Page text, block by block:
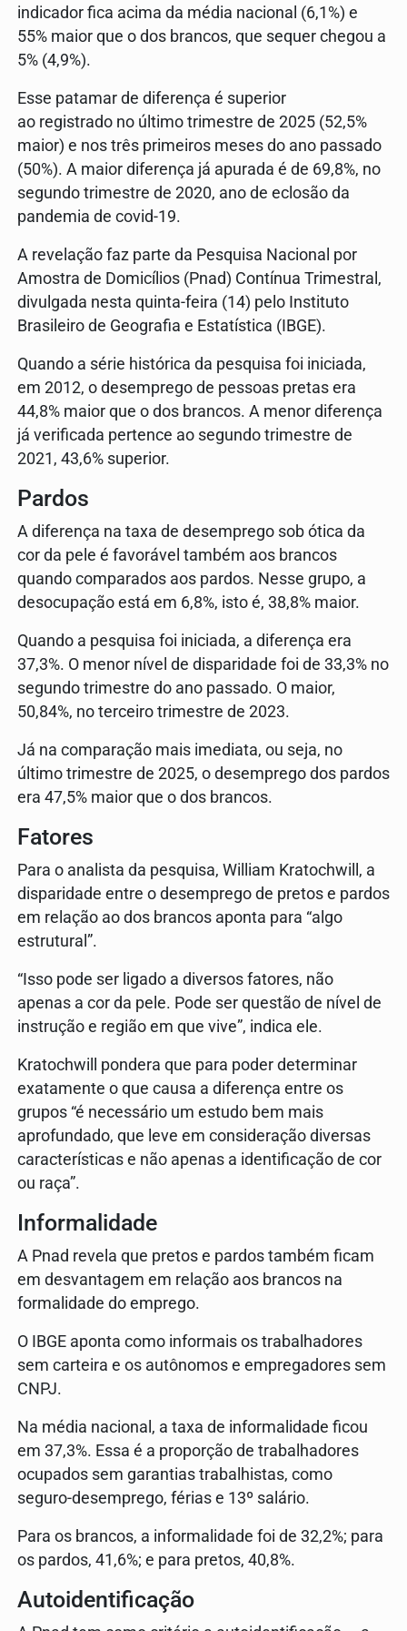
indicador fica acima da média nacional (6,1%) e
55% maior que o dos brancos, que sequer chegou a
5% (4,9%).
Esse patamar de diferença é superior
ao registrado no último trimestre de 2025 (52,5%
maior) e nos três primeiros meses do ano passado
(50%). A maior diferença já apurada é de 69,8%, no
segundo trimestre de 2020, ano de eclosão da
pandemia de covid-19.
A revelação faz parte da Pesquisa Nacional por
Amostra de Domicílios (Pnad) Contínua Trimestral,
divulgada nesta quinta-feira (14) pelo Instituto
Brasileiro de Geografia e Estatística (IBGE).
Quando a série histórica da pesquisa foi iniciada,
em 2012, o desemprego de pessoas pretas era
44,8% maior que o dos brancos. A menor diferença
já verificada pertence ao segundo trimestre de
2021, 43,6% superior.
Pardos
A diferença na taxa de desemprego sob ótica da
cor da pele é favorável também aos brancos
quando comparados aos pardos. Nesse grupo, a
desocupação está em 6,8%, isto é, 38,8% maior.
Quando a pesquisa foi iniciada, a diferença era
37,3%. O menor nível de disparidade foi de 33,3% no
segundo trimestre do ano passado. O maior,
50,84%, no terceiro trimestre de 2023.
Já na comparação mais imediata, ou seja, no
último trimestre de 2025, o desemprego dos pardos
era 47,5% maior que o dos brancos.
Fatores
Para o analista da pesquisa, William Kratochwill, a
disparidade entre o desemprego de pretos e pardos
em relação ao dos brancos aponta para “algo
estrutural”.
“Isso pode ser ligado a diversos fatores, não
apenas a cor da pele. Pode ser questão de nível de
instrução e região em que vive”, indica ele.
Kratochwill pondera que para poder determinar
exatamente o que causa a diferença entre os
grupos “é necessário um estudo bem mais
aprofundado, que leve em consideração diversas
características e não apenas a identificação de cor
ou raça”.
Informalidade
A Pnad revela que pretos e pardos também ficam
em desvantagem em relação aos brancos na
formalidade do emprego.
O IBGE aponta como informais os trabalhadores
sem carteira e os autônomos e empregadores sem
CNPJ.
Na média nacional, a taxa de informalidade ficou
em 37,3%. Essa é a proporção de trabalhadores
ocupados sem garantias trabalhistas, como
seguro-desemprego, férias e 13º salário.
Para os brancos, a informalidade foi de 32,2%; para
os pardos, 41,6%; e para pretos, 40,8%.
Autoidentificação